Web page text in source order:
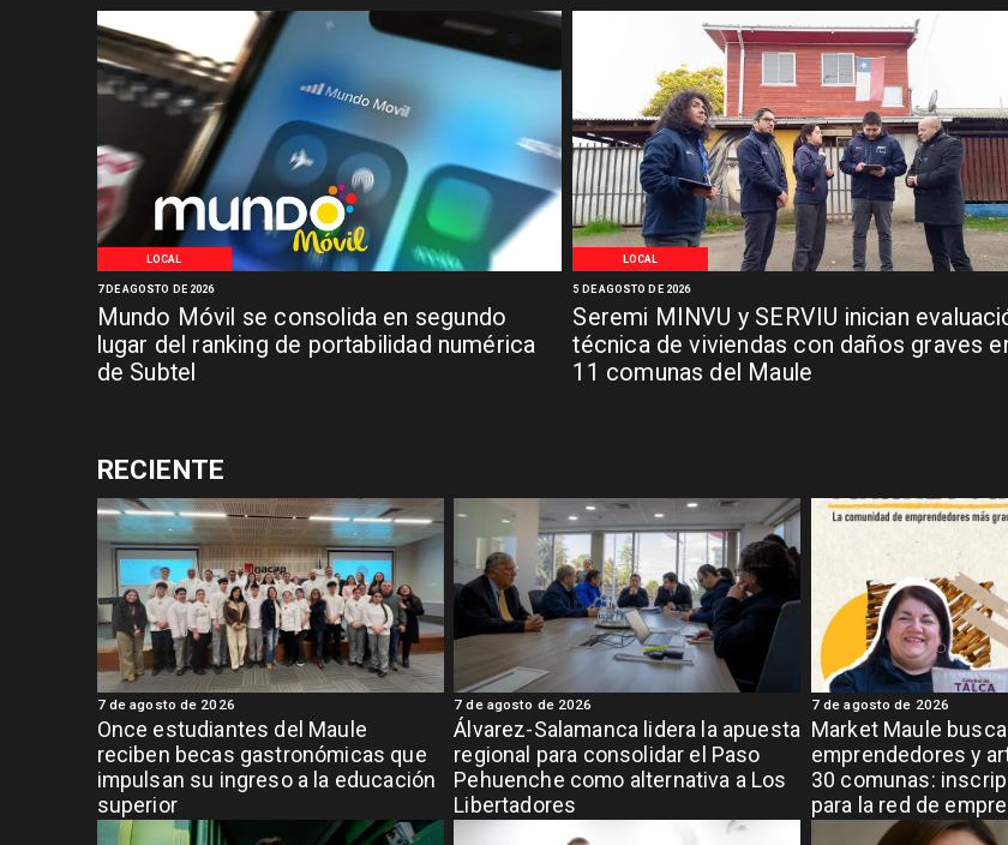
LOCAL
Mundo Móvil se consolida en segundo
lugar del ranking de portabilidad numérica
de Subtel
7 DE AGOSTO DE 2026
LOCAL
Seremi MINVU y SERVIU inician
técnica de viviendas con daños graves
11 comunas del Maule
5 DE AGOSTO DE 2026
RECIENTE
Once estudiantes del Maule
reciben becas gastronómicas que
impulsan su ingreso a la educación
superior
7 de agosto de 2026
Álvarez-Salamanca lidera la apuesta
regional para consolidar el Paso
Pehuenche como alternativa a Los
Libertadores
7 de agosto de 2026
Market Maule
emprendedores y
30 comunas:
para la red de
grande de la región
7 de agosto de 2026